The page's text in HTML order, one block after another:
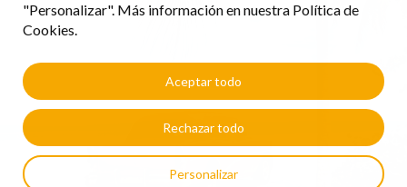
"Personalizar". Más información en nuestra Política de
Cookies.
Personalizar
Rechazar todo
Aceptar todo